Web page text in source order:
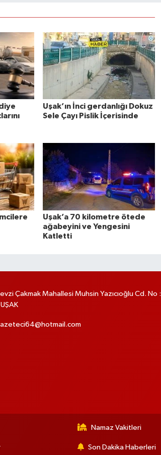
Uşak’ın İnci gerdanlığı Dokuz
Sele Çayı Pislik İçerisinde
Uşak’a 70 kilometre ötede
ağabeyini ve Yengesini
Katletti
Çakmak Mahallesi Muhsin Yazıcıoğlu Cd. No :
Namaz Vakitleri
Son Dakika Haberleri